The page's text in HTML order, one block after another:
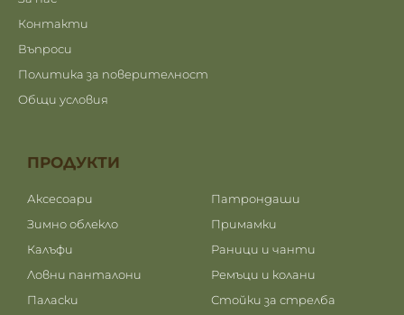
Контакти
Въпроси
Политика за поверителност
Общи условия
ПРОДУКТИ
Аксесоари
Зимно облекло
Калъфи
Ловни панталони
Паласки
Патрондаши
Примамки
Раници и чанти
Ремъци и колани
Стойки за стрелба